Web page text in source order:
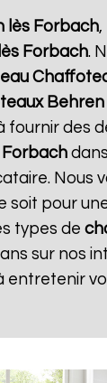
lès Forbach,
Forbach.
fournir des
Forbach
Nous
soit pour
types de
sur nos
entretenir